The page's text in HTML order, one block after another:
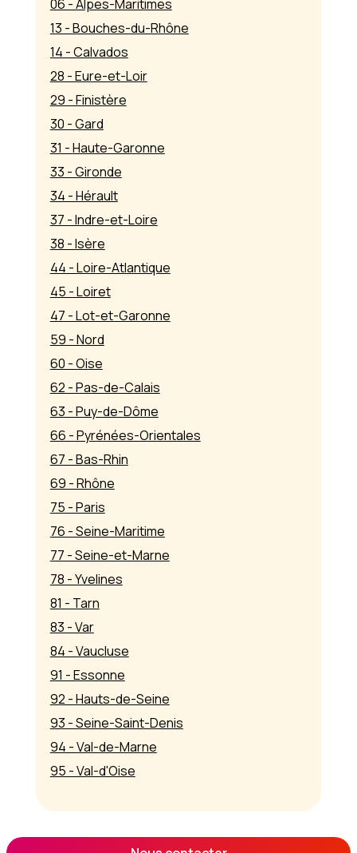
06 - Alpes-Maritimes
13 - Bouches-du-Rhône
14 - Calvados
28 - Eure-et-Loir
29 - Finistère
30 - Gard
31 - Haute-Garonne
33 - Gironde
34 - Hérault
37 - Indre-et-Loire
38 - Isère
44 - Loire-Atlantique
45 - Loiret
47 - Lot-et-Garonne
59 - Nord
60 - Oise
62 - Pas-de-Calais
63 - Puy-de-Dôme
66 - Pyrénées-Orientales
67 - Bas-Rhin
69 - Rhône
75 - Paris
76 - Seine-Maritime
77 - Seine-et-Marne
78 - Yvelines
81 - Tarn
83 - Var
84 - Vaucluse
91 - Essonne
92 - Hauts-de-Seine
93 - Seine-Saint-Denis
94 - Val-de-Marne
95 - Val-d'Oise